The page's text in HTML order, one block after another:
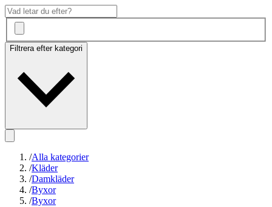
Filtrera efter kategori
/Alla kategorier
/Kläder
/Damkläder
/Byxor
/Byxor